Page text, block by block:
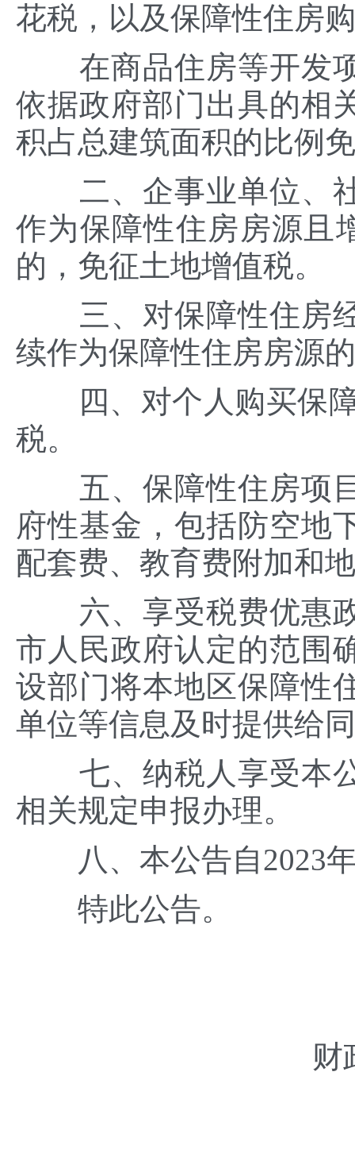
花税，以及保障性住房
在商品住房等开发项
依据政府部门出具的相
积占总建筑面积的比例
二、企事业单位、社
作为保障性住房房源且
的，免征土地增值税。
三、对保障性住房经
续作为保障性住房房源
四、对个人购买保障
税。
五、保障性住房项目
府性基金，包括防空地
配套费、教育费附加和
六、享受税费优惠政
市人民政府认定的范围
设部门将本地区保障性
单位等信息及时提供给
七、纳税人享受本公
相关规定申报办理。
八、本公告自
特此公
财